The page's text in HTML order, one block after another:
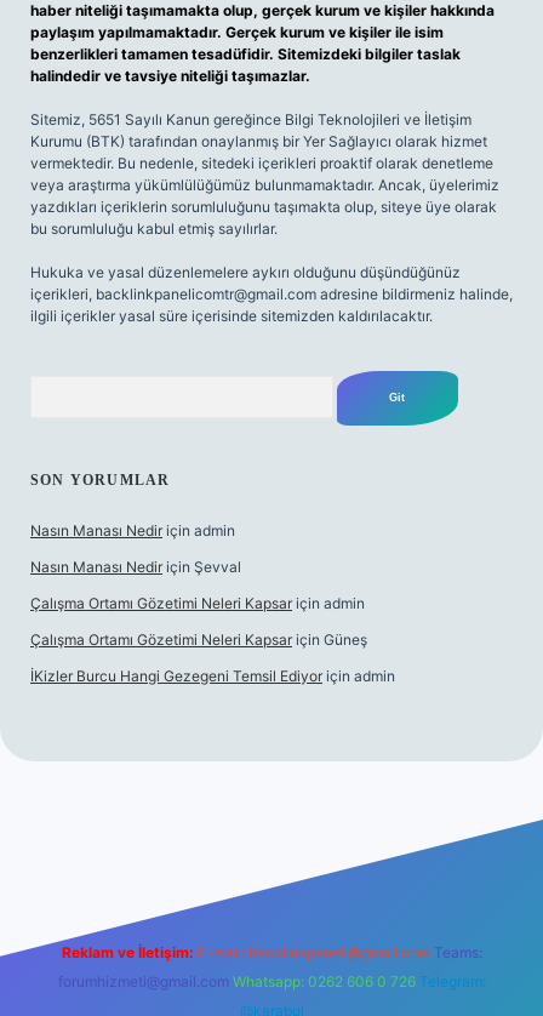
haber niteliği taşımamakta olup, gerçek kurum ve kişiler hakkında
paylaşım yapılmamaktadır. Gerçek kurum ve kişiler ile isim
benzerlikleri tamamen tesadüfidir. Sitemizdeki bilgiler taslak
halindedir ve tavsiye niteliği taşımazlar.
Sitemiz, 5651 Sayılı Kanun gereğince Bilgi Teknolojileri ve İletişim
Kurumu (BTK) tarafından onaylanmış bir Yer Sağlayıcı olarak hizmet
vermektedir. Bu nedenle, sitedeki içerikleri proaktif olarak denetleme
veya araştırma yükümlülüğümüz bulunmamaktadır. Ancak, üyelerimiz
yazdıkları içeriklerin sorumluluğunu taşımakta olup, siteye üye olarak
bu sorumluluğu kabul etmiş sayılırlar.
Hukuka ve yasal düzenlemelere aykırı olduğunu düşündüğünüz
içerikleri, backlinkpanelicomtr@gmail.com adresine bildirmeniz halinde,
ilgili içerikler yasal süre içerisinde sitemizden kaldırılacaktır.
SON YORUMLAR
Nasın Manası Nedir için admin
Nasın Manası Nedir için Şevval
Çalışma Ortamı Gözetimi Neleri Kapsar için admin
Çalışma Ortamı Gözetimi Neleri Kapsar için Güneş
İKizler Burcu Hangi Gezegeni Temsil Ediyor için admin
Reklam ve İletişim: E-mail: backlinkpaneli@gmail.com Teams:
forumhizmeti@gmail.com Whatsapp: 0262 606 0 726 Telegram:
@karabul